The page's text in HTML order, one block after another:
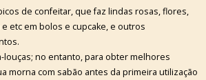
de confeitar, que faz lindas rosas, flores,
etc em bolos e cupcake, e outros
louças; no entanto, para obter melhores
morna com sabão antes da primeira utilização